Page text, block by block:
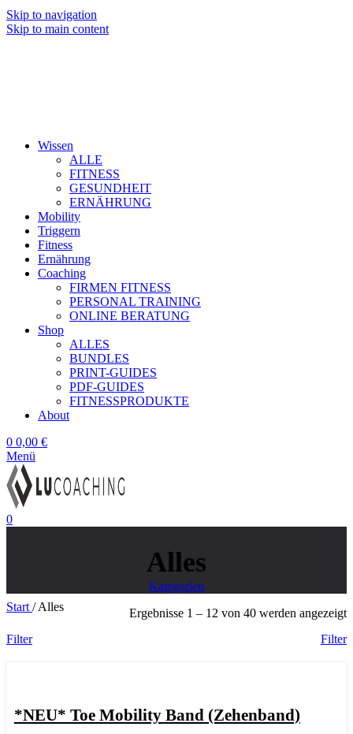
Skip to navigation
Skip to main content
Wissen
ALLE
FITNESS
GESUNDHEIT
ERNÄHRUNG
Mobility
Triggern
Fitness
Ernährung
Coaching
FIRMEN FITNESS
PERSONAL TRAINING
ONLINE BERATUNG
Shop
ALLES
BUNDLES
PRINT-GUIDES
PDF-GUIDES
FITNESSPRODUKTE
About
0 0,00 €
Menü
0
Alles
Kategorien
Start / Alles
Ergebnisse 1 – 12 von 40 werden angezeigt
Filter
Filter
Zur Wunschliste hinzufügen
*NEU* Toe Mobility Band (Zehenband)